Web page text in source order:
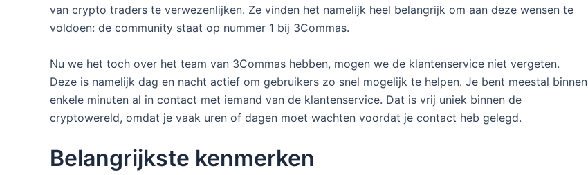
van crypto traders te verwezenlijken. Ze vinden het namelijk heel belangrijk om aan deze wensen te
voldoen: de community staat op nummer 1 bij 3Commas.
Nu we het toch over het team van 3Commas hebben, mogen we de klantenservice niet vergeten.
Deze is namelijk dag en nacht actief om gebruikers zo snel mogelijk te helpen. Je bent meestal binnen
enkele minuten al in contact met iemand van de klantenservice. Dat is vrij uniek binnen de
cryptowereld, omdat je vaak uren of dagen moet wachten voordat je contact heb gelegd.
Belangrijkste kenmerken